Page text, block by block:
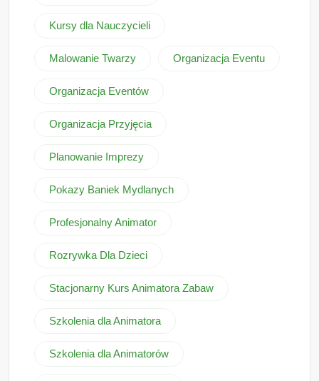
Kursy dla Nauczycieli
Malowanie Twarzy Organizacja Eventu
Organizacja Eventów
Organizacja Przyjęcia
Planowanie Imprezy
Pokazy Baniek Mydlanych
Profesjonalny Animator
Rozrywka Dla Dzieci
Stacjonarny Kurs Animatora Zabaw
Szkolenia dla Animatora
Szkolenia dla Animatorów